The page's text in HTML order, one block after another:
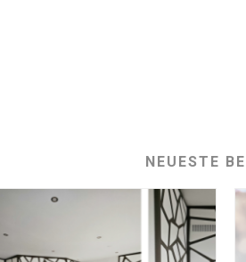
NEUESTE